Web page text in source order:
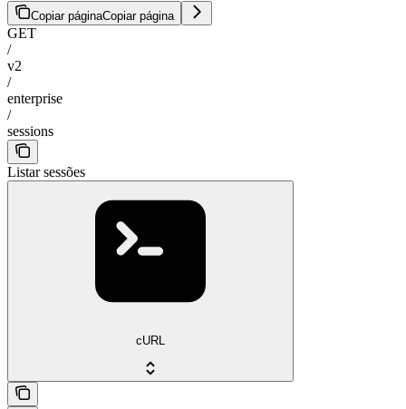
Copiar páginaCopiar página
GET
/
v2
/
enterprise
/
sessions
Listar sessões
cURL